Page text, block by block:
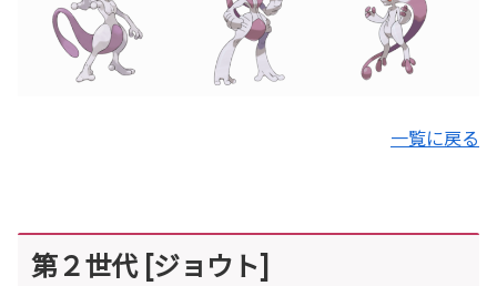
一覧に戻る
第２世代 [ジョウト]